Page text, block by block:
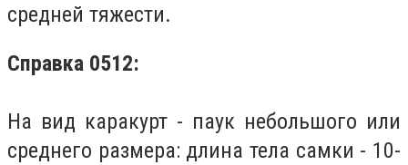
средней тяжести.
Справка 0512:
На вид каракурт - паук небольшого или
среднего размера: длина тела самки - 10-